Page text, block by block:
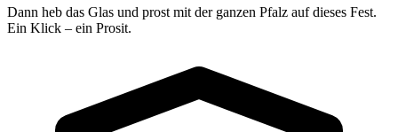
Dann heb das Glas und prost mit der ganzen Pfalz auf dieses Fest.
Ein Klick – ein Prosit.